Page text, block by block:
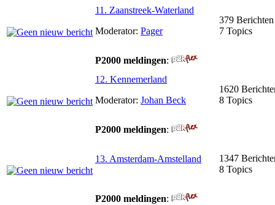
11. Zaanstreek-Waterland
Moderator: Pager
379 Berichten
7 Topics
P2000 meldingen:
12. Kennemerland
Moderator: Johan Beck
1620
8 Topics
P2000 meldingen:
13. Amsterdam-Amstelland
1347
8 Topics
P2000 meldingen: